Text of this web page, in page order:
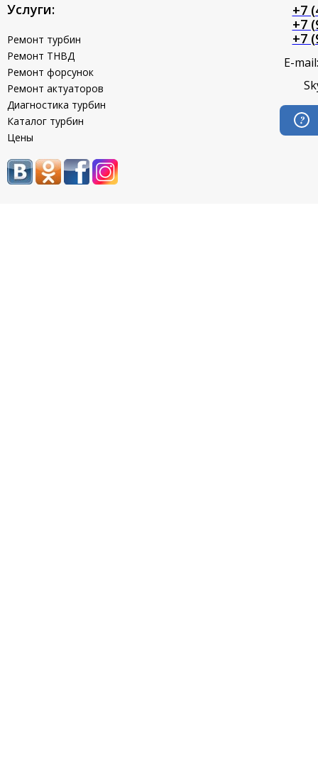
Услуги:
Ремонт турбин
Ремонт ТНВД
Ремонт форсунок
Ремонт актуаторов
Диагностика турбин
Каталог турбин
Цены
+7
+7
+7
E-